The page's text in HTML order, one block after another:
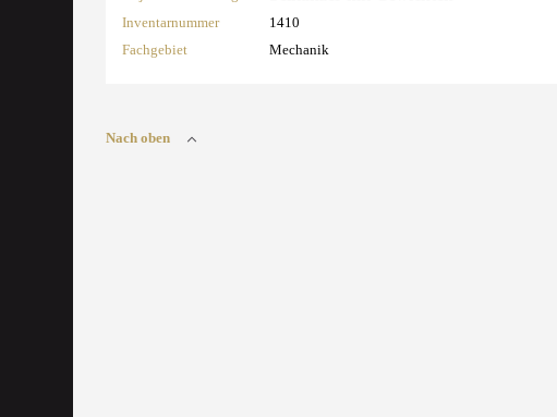
Inventarnummer
1410
Fachgebiet
Mechanik
Nach oben